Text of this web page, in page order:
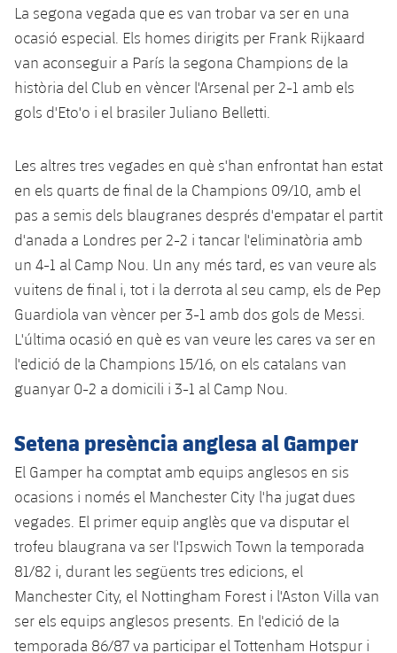
Femení
Agenda
Jugadors
Calendari
Resultats
Classificació
Actualitat
Jugadors
Calendari
Resultats
Classificació
Hoquei herba
plusicon
més
Notícies
Hockey Herba Femení
Patinatge artístic
plusicon
més
Agenda
plusicon
més
Jugadors
Calendari
Resultats
Fotos
Voleibol
plusicon
més
Notícies
Voleibol masculí
Voleibol femení
Apunta't a les amateurs
plusicon
més
Apunta't a les amateurs
Carnet de l'Esportista Amateur
PLUSICON
MÉS
League of Legends
VALORANT Game Changers
eFootball
La segona vegada que es van trobar va ser en una
ocasió especial. Els homes dirigits per Frank Rijkaard
van aconseguir a París la segona Champions de la
història del Club en vèncer l'Arsenal per 2-1 amb els
gols d'Eto'o i el brasiler Juliano Belletti.
Les altres tres vegades en què s'han enfrontat han estat
en els quarts de final de la Champions 09/10, amb el
pas a semis dels blaugranes després d'empatar el partit
d'anada a Londres per 2-2 i tancar l'eliminatòria amb
un 4-1 al Camp Nou. Un any més tard, es van veure als
vuitens de final i, tot i la derrota al seu camp, els de Pep
Guardiola van vèncer per 3-1 amb dos gols de Messi.
L'última ocasió en què es van veure les cares va ser en
l'edició de la Champions 15/16, on els catalans van
guanyar 0-2 a domicili i 3-1 al Camp Nou.
Setena presència anglesa al Gamper
El Gamper ha comptat amb equips anglesos en sis
ocasions i només el Manchester City l'ha jugat dues
vegades. El primer equip anglès que va disputar el
trofeu blaugrana va ser l'Ipswich Town la temporada
81/82 i, durant les següents tres edicions, el
Manchester City, el Nottingham Forest i l'Aston Villa van
ser els equips anglesos presents. En l'edició de la
temporada 86/87 va participar el Tottenham Hotspur i